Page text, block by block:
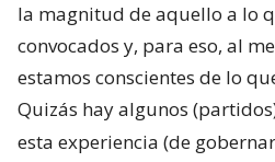
la magnitud de aquello a lo
convocados y, para eso, al
estamos conscientes de lo
Quizás hay algunos
esta experiencia (de